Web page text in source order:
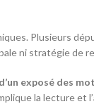
Plusieurs
ni stratégie de
exposé des
la lecture et